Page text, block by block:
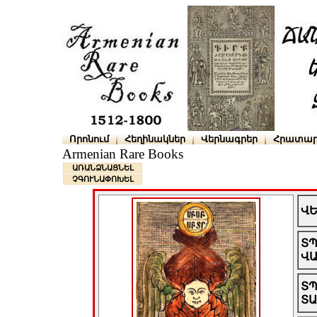
Որոնում Հեղինակներ Վերնագրեր
Armenian Rare Books
ԱՌԱՆՁՆԱՑՆԵԼ
ՉԳՈՒՆԱՓՈԽԵԼ